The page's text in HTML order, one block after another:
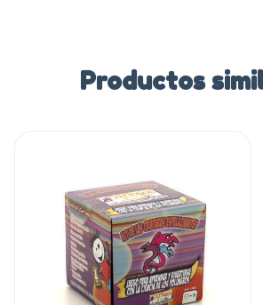
Productos